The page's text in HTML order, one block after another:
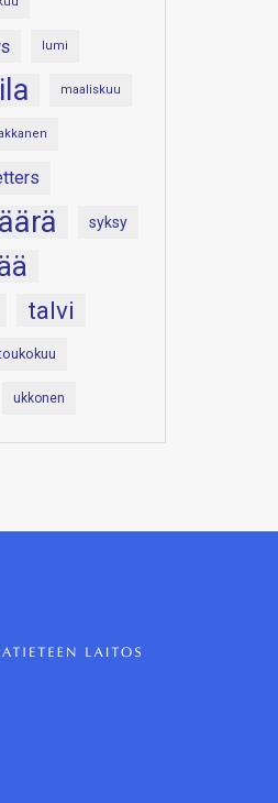
lumi
maaliskuu
syksy
talvi
ukkonen